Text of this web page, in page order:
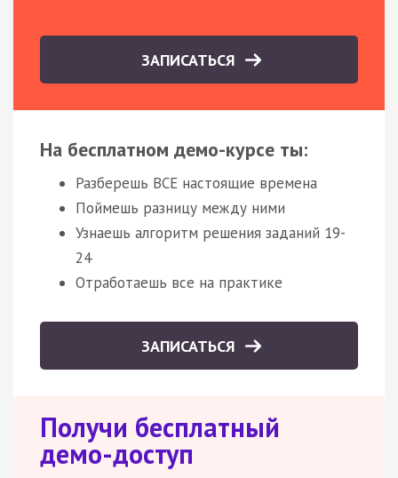
ЗАПИСАТЬСЯ
На бесплатном демо-курсе ты:
Разберешь ВСЕ настоящие времена
Поймешь разницу между ними
Узнаешь алгоритм решения заданий 19-
24
Отработаешь все на практике
ЗАПИСАТЬСЯ
Получи бесплатный
демо-доступ